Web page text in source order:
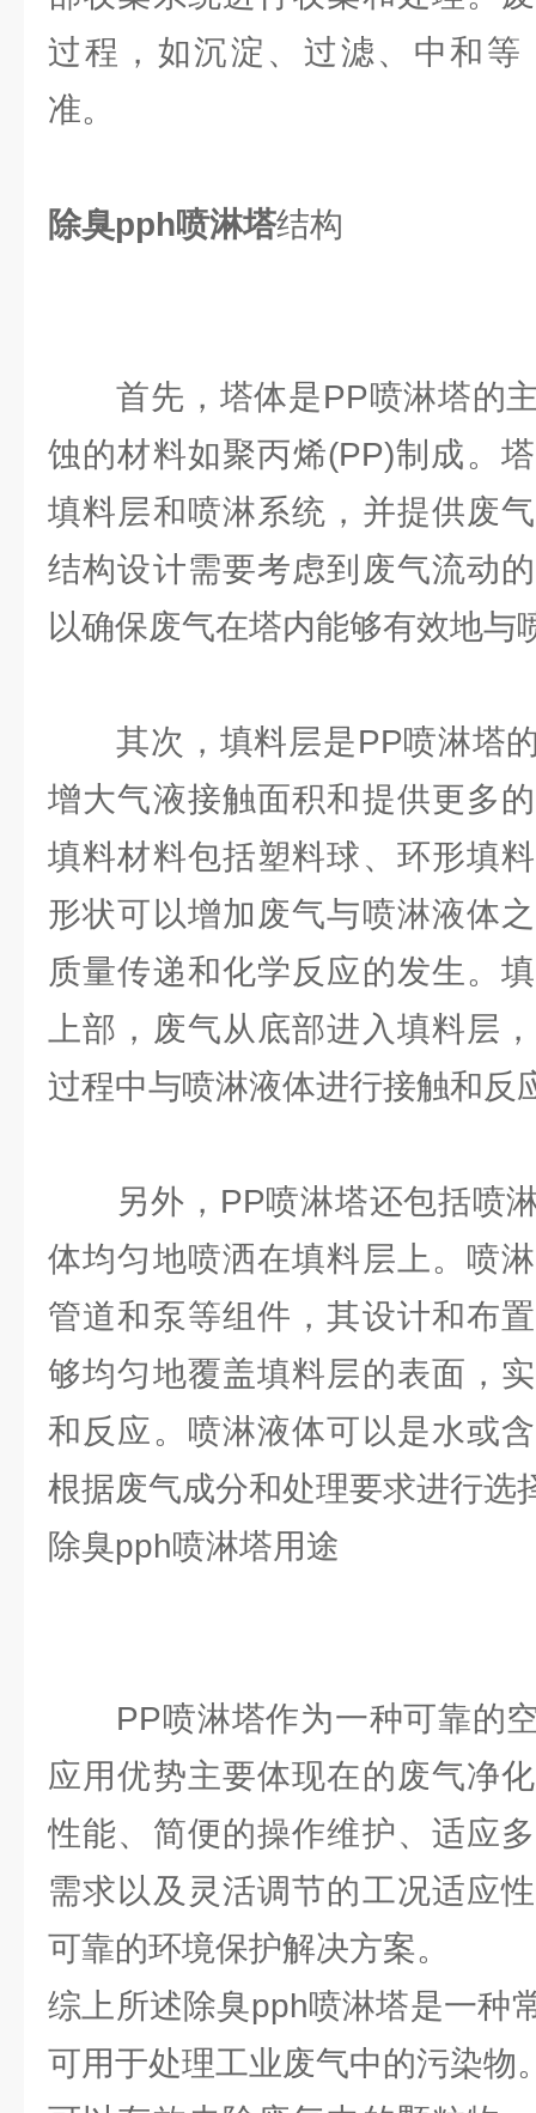
过程，如沉淀、过滤、中和等
准。
除臭pph喷淋塔结构
首先，塔体是PP喷淋塔的主
蚀的材料如聚丙烯(PP)制成。
填料层和喷淋系统，并提供废
结构设计需要考虑到废气流动
以确保废气在塔内能够有效地与
其次，填料层是PP喷淋塔的
增大气液接触面积和提供更多
填料材料包括塑料球、环形填
形状可以增加废气与喷淋液体
质量传递和化学反应的发生。
上部，废气从底部进入填料层
过程中与喷淋液体进行接触和反
另外，PP喷淋塔还包括喷淋
体均匀地喷洒在填料层上。喷
管道和泵等组件，其设计和布
够均匀地覆盖填料层的表面，
和反应。喷淋液体可以是水或
根据废气成分和处理要求进行选
除臭pph喷淋塔用途
PP喷淋塔作为一种可靠的空
应用优势主要体现在的废气净
性能、简便的操作维护、适应
需求以及灵活调节的工况适应
可靠的环境保护解决方案。
综上所述除臭pph喷淋塔是一种
可用于处理工业废气中的污染物